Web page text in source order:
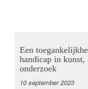
Een
handicap in
onderzoek
10 september 2023